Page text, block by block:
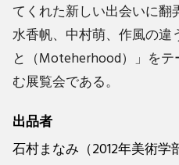
てくれた新しい出会いに
水香帆、中村萌、作風の違
と（Moteherhood）」を
む展覧会である。
出品者
石村まなみ（2012年美術学